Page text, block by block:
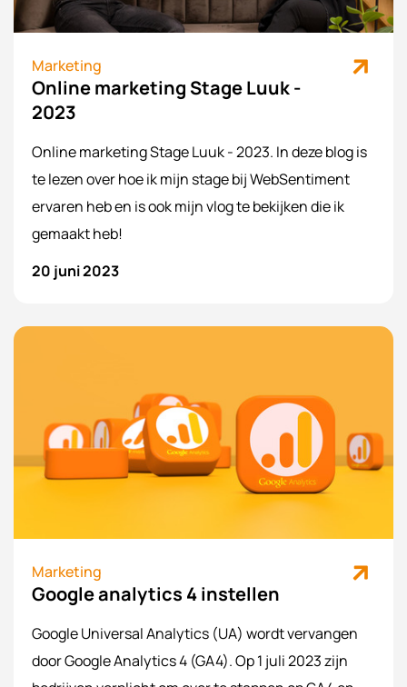
Marketing
Online marketing Stage Luuk -
2023
Online marketing Stage Luuk - 2023. In deze blog is
te lezen over hoe ik mijn stage bij WebSentiment
ervaren heb en is ook mijn vlog te bekijken die ik
gemaakt heb!
20 juni 2023
Marketing
Google analytics 4 instellen
Google Universal Analytics (UA) wordt vervangen
door Google Analytics 4 (GA4). Op 1 juli 2023 zijn